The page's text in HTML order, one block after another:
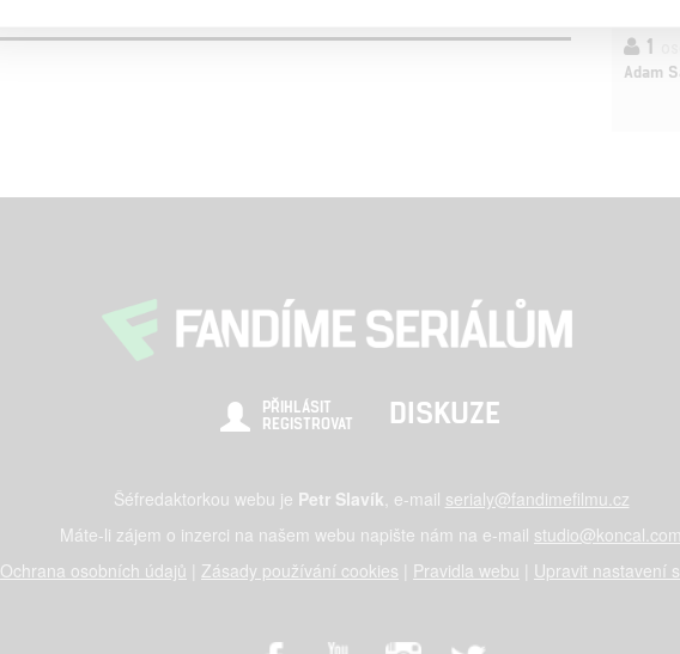
1
Adam
PŘIHLÁSIT
REGISTROVAT
DISKUZE
Šéfredaktorkou webu je Petr Slavík, e-mail serialy@fandimefilmu.cz
Máte-li zájem o inzerci na našem webu napište nám na e-mail studio@koncal.com
Ochrana osobních údajů
Zásady používání cookies Pravidla webu Upravit nastavení